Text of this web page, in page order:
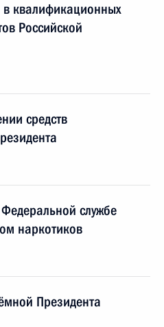
квалификационных
Российской
средств
службе
наркотиков
Президента